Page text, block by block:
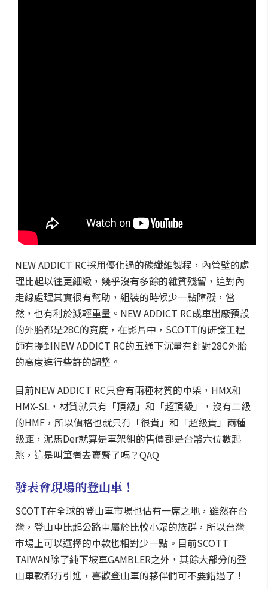
NEW ADDICT RC採用優化過的碳纖維製程，內管壁的處
理比起以往更細緻，幾乎沒有多餘的雜質殘留，這對內
走線處理其實很有幫助，組裝的時候少一點障礙，當
然，也有利於減輕重量。NEW ADDICT RC成車出廠預設
的外胎都是28C的寬度，在影片中，SCOTT的研發工程
師有提到NEW ADDICT RC的五通下沉量有針對28C外胎
的高度進行些許的調整。
目前NEW ADDICT RC只會有兩種材質的車架，HMX和
HMX-SL，材質就只有「頂級」和「超頂級」，沒有二級
的HMF，所以價格也就只有「很貴」和「超級貴」兩種
級距，泥馬Der就算是車架組的售價都是台幣六位數起
跳，這是叫筆者去賣腎了嗎？QAQ
發表會現場的登山車！
SCOTT在全球的登山車市場也佔有一席之地，雖然在台
灣，登山車比起公路車屬於比較小眾的族群，所以台灣
市場上可以選擇的車款也相對少一點。目前SCOTT
TAIWAN除了純下坡車GAMBLER之外，其餘大部分的登
山車款都有引進，喜歡登山車的夥伴們可不要錯過了！